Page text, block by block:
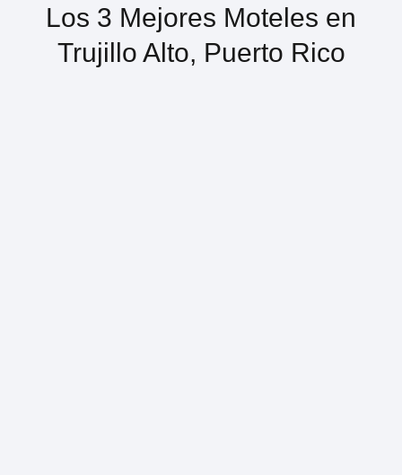
Los 3 Mejores Moteles en
Trujillo Alto, Puerto Rico